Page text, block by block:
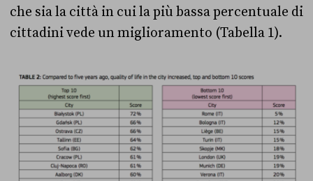
che sia la città in cui la più bassa percentuale di
cittadini vede un miglioramento (Tabella 1).